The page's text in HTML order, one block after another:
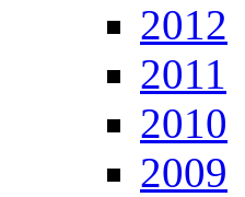
2012
2011
2010
2009